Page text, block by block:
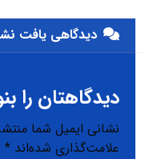
دیدگاهی یافت
دیدگاهتان را
نشانی ایمیل شما
علامت‌گذاری شده‌اند*